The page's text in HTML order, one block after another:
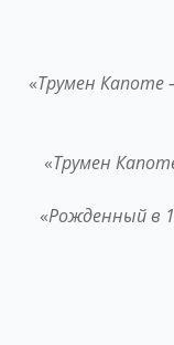
«Трумен Капоте
«Трумен
«Рожденный в